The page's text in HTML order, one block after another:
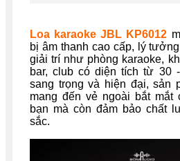
Loa karaoke JBL KP6012
bị âm thanh cao cấp, lý
giải trí như phòng karaoke,
bar, club có diện tích từ 30
sang trọng và hiện đại, sản
mang đến vẻ ngoài bắt mắt
bạn mà còn đảm bảo chất
sắc.